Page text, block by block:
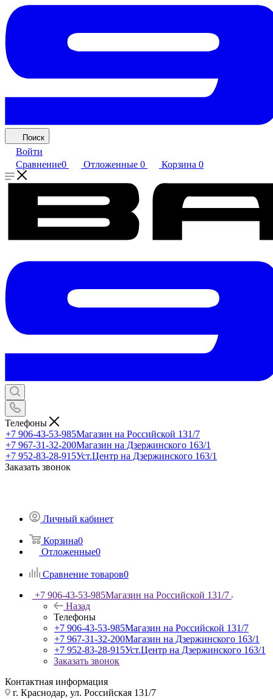
Поиск
Войти
Сравнение0 Отложенные 0 Корзина 0
Телефоны
+7 906-43-53-985Магазин на Российской 131/7
+7 967-31-32-200Магазин на Дзержинского 163/1
+7 952-83-28-915Уст.Центр на Дзержинского 163/1
Заказать звонок
Личный кабинет
Корзина0
Отложенные0
Сравнение товаров0
+7 906-43-53-985Магазин на Российской 131/7
Назад
Телефоны
+7 906-43-53-985Магазин на Российской 131/7
+7 967-31-32-200Магазин на Дзержинского 163/1
+7 952-83-28-915Уст.Центр на Дзержинского 163/1
Заказать звонок
Контактная информация
г. Краснодар, ул. Российская 131/7